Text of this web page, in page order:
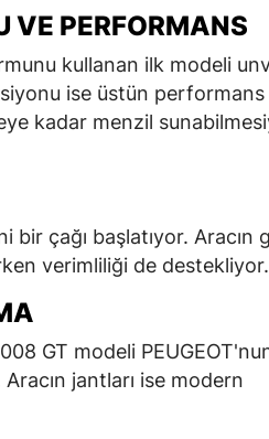
VE PERFORMANS
kullanan ilk modeli
ise üstün performans
kadar menzil
çağı başlatıyor. Aracın
verimliliği de destekliyor.
GT modeli
jantları ise modern